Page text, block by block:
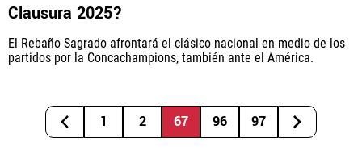
Clausura 2025?
El Rebaño Sagrado afrontará el clásico nacional en medio de los
partidos por la Concachampions, también ante el América.
1 2 67 96 97